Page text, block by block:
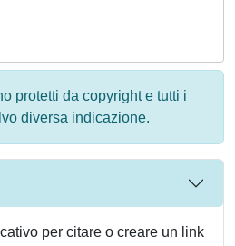
protetti da copyright e tutti i
diversa indicazione.
per citare o creare un link